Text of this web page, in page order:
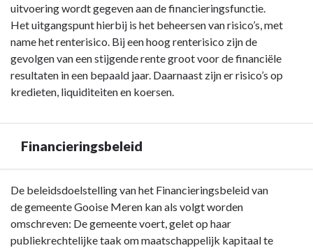
naar
navigatie
Paragraaf
Financiering
uitvoering wordt gegeven aan de financieringsfunctie.
Het uitgangspunt hierbij is het beheersen van risico’s, met
name het renterisico. Bij een hoog renterisico zijn de
gevolgen van een stijgende rente groot voor de financiële
resultaten in een bepaald jaar. Daarnaast zijn er risico’s op
kredieten, liquiditeiten en koersen.
Financieringsbeleid
Terug
naar
navigatie
De beleidsdoelstelling van het Financieringsbeleid van
de gemeente Gooise Meren kan als volgt worden
omschreven: De gemeente voert, gelet op haar
publiekrechtelijke taak om maatschappelijk kapitaal te